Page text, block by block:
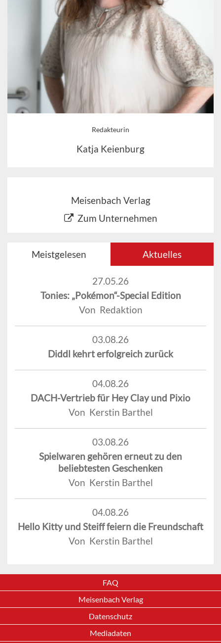
Redakteurin
Katja Keienburg
Meisenbach Verlag
Zum Unternehmen
Meistgelesen Aktuelles
27.05.26
Tonies: „Pokémon“-Special Edition
Von Redaktion
03.08.26
Diddl kehrt erfolgreich zurück
04.08.26
DACH-Vertrieb für Hey Clay und Pixio
Von Kerstin Barthel
03.08.26
Spielwaren gehören erneut zu den
beliebtesten Geschenken
Von Kerstin Barthel
04.08.26
Hello Kitty und Steiff feiern die Freundschaft
Von Kerstin Barthel
FAQ
Meisenbach Verlag
Datenschutz
Mediadaten